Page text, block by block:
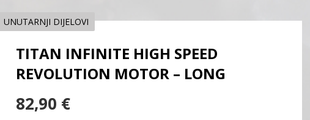
UNUTARNJI DIJELOVI
TITAN INFINITE HIGH SPEED
REVOLUTION MOTOR – LONG
82,90 €